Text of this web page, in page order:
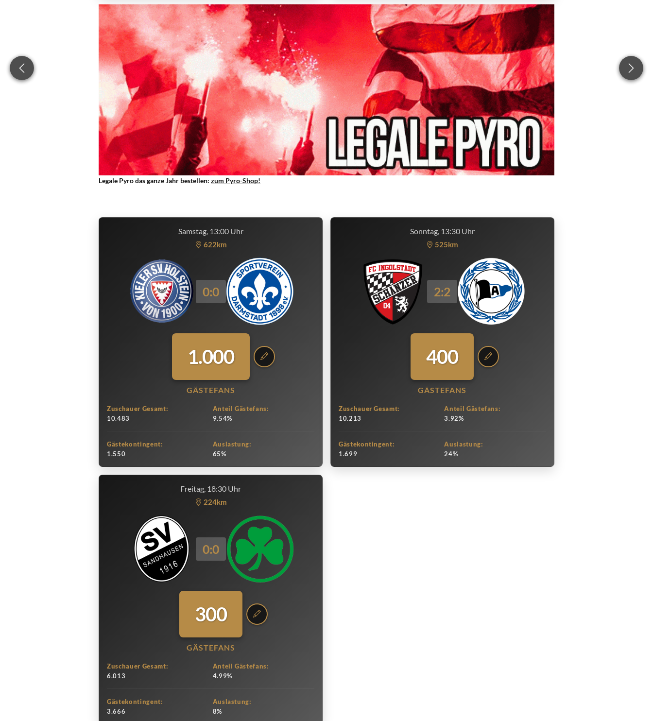
Legale Pyro das ganze Jahr bestellen:zum Pyro-Shop!
Samstag, 13:00 Uhr
622km
0:0
1.000
GÄSTEFANS
Zuschauer Gesamt:
10.483
Anteil Gästefans:
9.54%
Gästekontingent:
1.550
Auslastung:
65%
Sonntag, 13:30 Uhr
525km
2:2
400
GÄSTEFANS
Zuschauer Gesamt:
10.213
Anteil Gästefans:
3.92%
Gästekontingent:
1.699
Auslastung:
24%
Freitag, 18:30 Uhr
224km
0:0
300
GÄSTEFANS
Zuschauer Gesamt:
6.013
Anteil Gästefans:
4.99%
Gästekontingent:
3.666
Auslastung:
8%